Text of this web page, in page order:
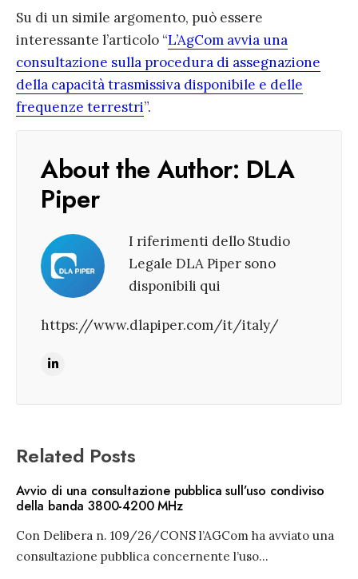
Su di un simile argomento, può essere
interessante l’articolo “L’AgCom avvia una
consultazione sulla procedura di assegnazione
della capacità trasmissiva disponibile e delle
frequenze terrestri”.
About the Author: DLA
Piper
I riferimenti dello Studio
Legale DLA Piper sono
disponibili qui
https://www.dlapiper.com/it/italy/
Related Posts
Avvio di una consultazione pubblica sull’uso condiviso
della banda 3800-4200 MHz
Con Delibera n. 109/26/CONS l’AGCom ha avviato una
consultazione pubblica concernente l’uso...